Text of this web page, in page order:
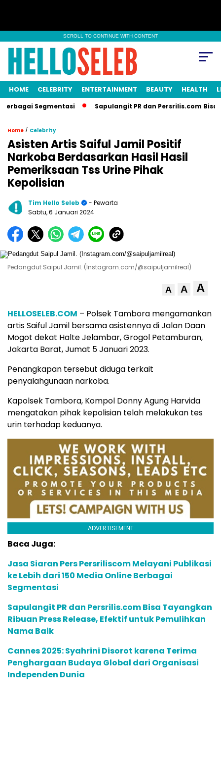
SCROLL TO CONTINUE WITH CONTENT
HOME CELEBRITY ENTERTAINMENT BEAUTY HEALTH
Segmentasi Sapulangit PR dan Persrilis.com Bisa
Home / Celebrity
Asisten Artis Saiful Jamil Positif
Narkoba Berdasarkan Hasil Hasil
Pemeriksaan Tss Urine Pihak
Kepolisian
Tim Hello Seleb
- Pewarta
Sabtu, 6 Januari 2024
Pedangdut Saipul Jamil. (Instagram.com/@saipuljamilreal)
A A A
HELLOSELEB.COM – Polsek Tambora mengamankan
artis Saiful Jamil bersama asistennya di Jalan Daan
Mogot dekat Halte Jelambar, Grogol Petamburan,
Jakarta Barat, Jumat 5 Januari 2023.
Penangkapan tersebut diduga terkait
penyalahgunaan narkoba.
Kapolsek Tambora, Kompol Donny Agung Harvida
mengatakan pihak kepolisian telah melakukan tes
urin terhadap keduanya.
ADVERTISEMENT
Baca Juga:
Jasa Siaran Pers Persriliscom Melayani Publikasi
ke Lebih dari 150 Media Online Berbagai
Segmentasi
Sapulangit PR dan Persrilis.com Bisa Tayangkan
Ribuan Press Release, Efektif untuk Pemulihkan
Nama Baik
Cannes 2025: Syahrini Disorot karena Terima
Penghargaan Budaya Global dari Organisasi
Independen Dunia